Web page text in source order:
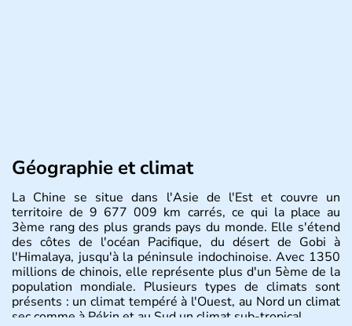
Géographie et climat
La Chine se situe dans l'Asie de l'Est et couvre un
territoire de 9 677 009 km carrés, ce qui la place au
3ème rang des plus grands pays du monde. Elle s'étend
des côtes de l'océan Pacifique, du désert de Gobi à
l'Himalaya, jusqu'à la péninsule indochinoise. Avec 1350
millions de chinois, elle représente plus d'un 5ème de la
population mondiale. Plusieurs types de climats sont
présents : un climat tempéré à l'Ouest, au Nord un climat
sec comme à Pékin et au Sud un climat sub-tropical.